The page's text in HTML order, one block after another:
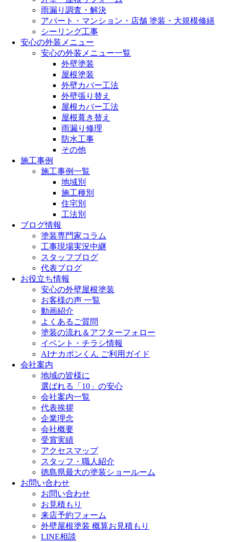
雨漏り調査・解決
アパート・マンション・店舗 塗装・大規模修繕
シーリング工事
安心の外装メニュー
安心の外装メニュー一覧
外壁塗装
屋根塗装
外壁カバー工法
外壁張り替え
屋根カバー工法
屋根葺き替え
雨漏り修理
防水工事
その他
施工事例
施工事例一覧
地域別
施工種別
住宅別
工法別
ブログ情報
塗装専門家コラム
工事現場実況中継
スタッフブログ
代表ブログ
お役立ち情報
安心の外壁屋根塗装
お客様の声 一覧
動画紹介
よくあるご質問
塗装の流れ＆アフターフォロー
イベント・チラシ情報
AIナカポンくん ご利用ガイド
会社案内
地域の皆様に
選ばれる「10」の安心
会社案内一覧
代表挨拶
企業理念
会社概要
受賞実績
アクセスマップ
スタッフ・職人紹介
徳島県最大の塗装ショールーム
お問い合わせ
お問い合わせ
お見積もり
来店予約フォーム
外壁屋根塗装 概算お見積もり
LINE相談